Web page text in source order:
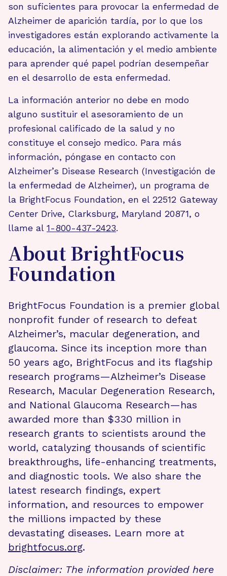
son suficientes para provocar la enfermedad de
Alzheimer de aparición tardía, por lo que los
investigadores están explorando activamente la
educación, la alimentación y el medio ambiente
para aprender qué papel podrían desempeñar
en el desarrollo de esta enfermedad.
La información anterior no debe en modo
alguno sustituir el asesoramiento de un
profesional calificado de la salud y no
constituye el consejo medico. Para más
información, póngase en contacto con
Alzheimer’s Disease Research (Investigación de
la enfermedad de Alzheimer), un programa de
la BrightFocus Foundation, en el 22512 Gateway
Center Drive, Clarksburg, Maryland 20871, o
llame al 1-800-437-2423.
About BrightFocus
Foundation
BrightFocus Foundation is a premier global
nonprofit funder of research to defeat
Alzheimer’s, macular degeneration, and
glaucoma. Since its inception more than
50 years ago, BrightFocus and its flagship
research programs—Alzheimer’s Disease
Research, Macular Degeneration Research,
and National Glaucoma Research—has
awarded more than $330 million in
research grants to scientists around the
world, catalyzing thousands of scientific
breakthroughs, life-enhancing treatments,
and diagnostic tools. We also share the
latest research findings, expert
information, and resources to empower
the millions impacted by these
devastating diseases. Learn more at
brightfocus.org.
Disclaimer: The information provided here